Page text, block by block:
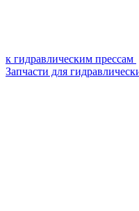
к гидравлическим прессам
Запчасти для